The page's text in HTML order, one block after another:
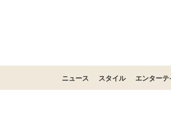
ニュース スタイル エンターテ